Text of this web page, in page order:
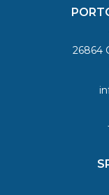
26864